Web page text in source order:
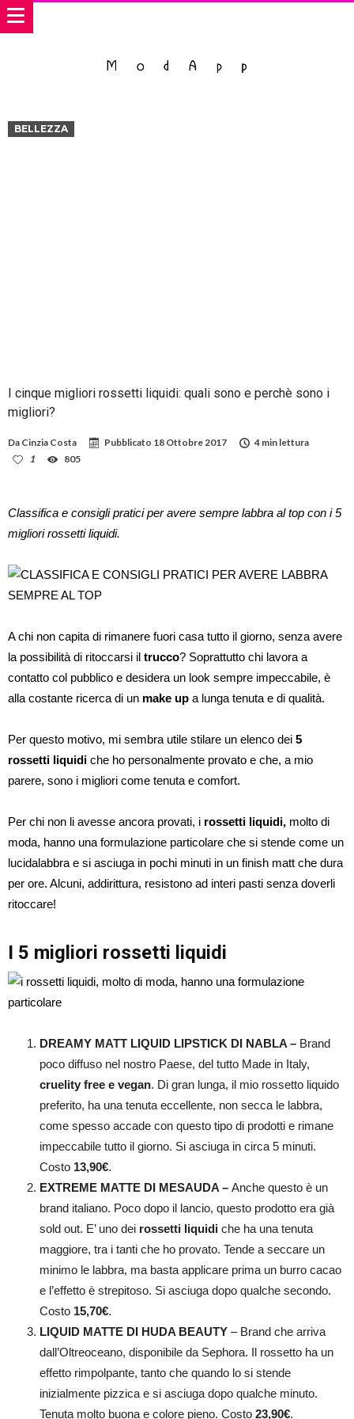
BELLEZZA
I cinque migliori rossetti liquidi: quali sono e perchè sono i
migliori?
Da Cinzia Costa Pubblicato 18 Ottobre 2017
4 min lettura
1
805
Classifica e consigli pratici per avere sempre labbra al top con i 5
migliori rossetti liquidi.
A chi non capita di rimanere fuori casa tutto il giorno, senza avere
la possibilità di ritoccarsi il trucco? Soprattutto chi lavora a
contatto col pubblico e desidera un look sempre impeccabile, è
alla costante ricerca di un make up a lunga tenuta e di qualità.
Per questo motivo, mi sembra utile stilare un elenco dei 5
rossetti liquidi che ho personalmente provato e che, a mio
parere, sono i migliori come tenuta e comfort.
Per chi non li avesse ancora provati, i rossetti liquidi, molto di
moda, hanno una formulazione particolare che si stende come un
lucidalabbra e si asciuga in pochi minuti in un finish matt che dura
per ore. Alcuni, addirittura, resistono ad interi pasti senza doverli
ritoccare!
I 5 migliori rossetti liquidi
DREAMY MATT LIQUID LIPSTICK DI NABLA – Brand
poco diffuso nel nostro Paese, del tutto Made in Italy,
cruelity free e vegan. Di gran lunga, il mio rossetto liquido
preferito, ha una tenuta eccellente, non secca le labbra,
come spesso accade con questo tipo di prodotti e rimane
impeccabile tutto il giorno. Si asciuga in circa 5 minuti.
Costo 13,90€.
EXTREME MATTE DI MESAUDA – Anche questo è un
brand italiano. Poco dopo il lancio, questo prodotto era già
sold out. E’ uno dei rossetti liquidi che ha una tenuta
maggiore, tra i tanti che ho provato. Tende a seccare un
minimo le labbra, ma basta applicare prima un burro cacao
e l’effetto è strepitoso. Si asciuga dopo qualche secondo.
Costo 15,70€.
LIQUID MATTE DI HUDA BEAUTY – Brand che arriva
dall’Oltreoceano, disponibile da Sephora. Il rossetto ha un
effetto rimpolpante, tanto che quando lo si stende
inizialmente pizzica e si asciuga dopo qualche minuto.
Tenuta molto buona e colore pieno. Costo 23,90€.